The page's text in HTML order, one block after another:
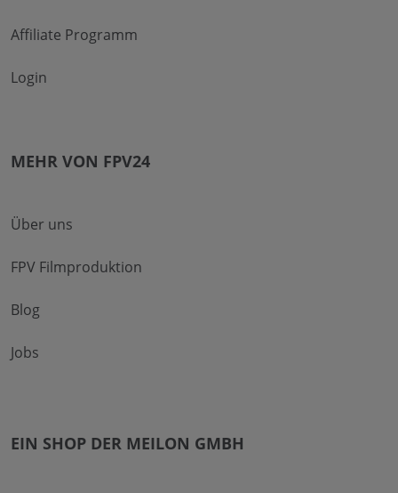
Affiliate Programm
Login
MEHR VON FPV24
Über uns
FPV Filmproduktion
Blog
Jobs
EIN SHOP DER MEILON GMBH